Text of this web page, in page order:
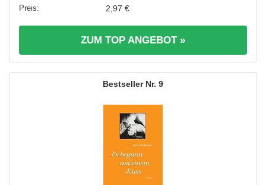
2,97 €
ZUM TOP ANGEBOT »
9